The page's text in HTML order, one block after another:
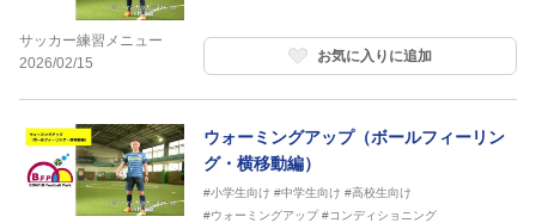
サッカー練習メニュー
2026/02/15
お気に入りに追加
ウォーミングアップ（ボールフィーリン
グ・横移動編）
#小学生向け #中学生向け #高校生向け
#ウォーミングアップ #コンディショニング